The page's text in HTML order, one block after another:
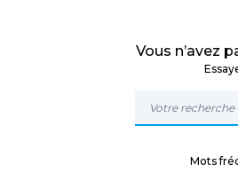
Vous n’avez
Mots